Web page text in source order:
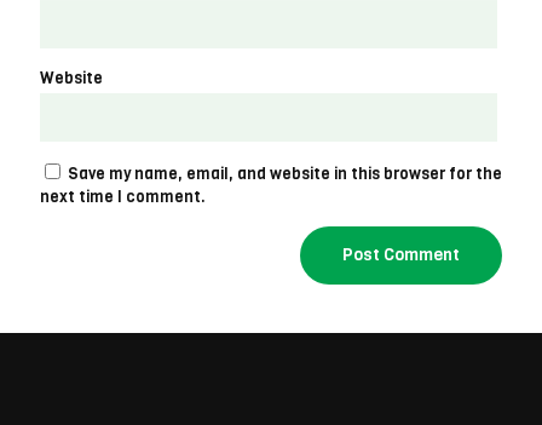
Website
Save my name, email, and website in this browser for the
next time I comment.